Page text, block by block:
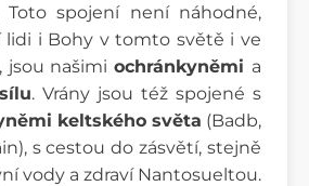
Toto spojení není náhodné,
lidi i Bohy v tomto světě i ve
jsou našimiochránkyněmi a
sílu. Vrány jsou též spojené s
keltského světa (Badb,
s cestou do zásvětí, stejně
vody a zdraví Nantosueltou.